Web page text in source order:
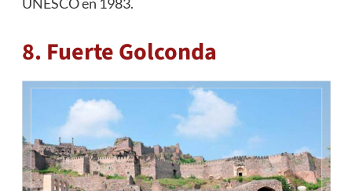
8. Fuerte Golconda